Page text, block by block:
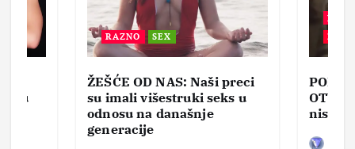
u
RAZNO SEX
ŽEŠĆE OD NAS: Naši preci
su imali višestruki seks u
odnosu na današnje
generacije
BEZ
nisam